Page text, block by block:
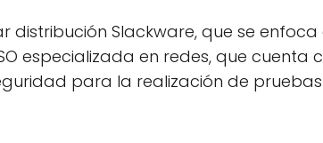
distribución Slackware, que se enfoca
especializada en redes, que cuenta
para la realización de